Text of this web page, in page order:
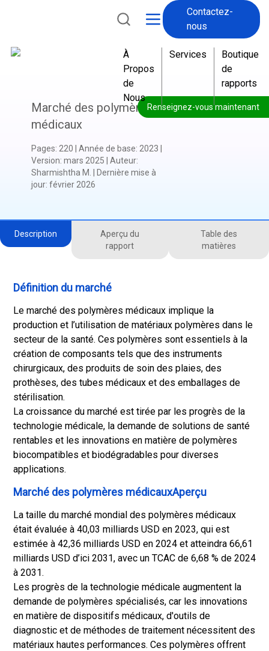
Contactez-
nous
À
Propos
de
Nous
Services
Boutique
de
rapports
Renseignez-vous maintenant
Marché des polymères
médicaux
Pages: 220 Année de base: 2023
Version: mars 2025 Auteur:
Sharmishtha M.
Dernière mise à
jour: février 2026
Description
Aperçu du
rapport
Table des
matières
Définition du marché
Le marché des polymères médicaux implique la
production et l’utilisation de matériaux polymères dans le
secteur de la santé. Ces polymères sont essentiels à la
création de composants tels que des instruments
chirurgicaux, des produits de soin des plaies, des
prothèses, des tubes médicaux et des emballages de
stérilisation.
La croissance du marché est tirée par les progrès de la
technologie médicale, la demande de solutions de santé
rentables et les innovations en matière de polymères
biocompatibles et biodégradables pour diverses
applications.
Marché des polymères médicauxAperçu
La taille du marché mondial des polymères médicaux
était évaluée à 40,03 milliards USD en 2023, qui est
estimée à 42,36 milliards USD en 2024 et atteindra 66,61
milliards USD d’ici 2031, avec un TCAC de 6,68 % de 2024
à 2031.
Les progrès de la technologie médicale augmentent la
demande de polymères spécialisés, car les innovations
en matière de dispositifs médicaux, d'outils de
diagnostic et de méthodes de traitement nécessitent des
matériaux hautes performances. Ces polymères offrent